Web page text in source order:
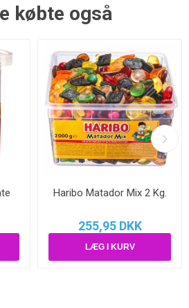
købte også
Haribo Matador Mix 2 Kg.
255,95 DKK